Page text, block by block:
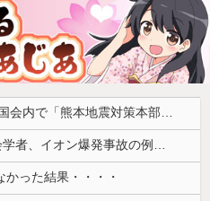
（ ´_ゝ`）中道・立憲・公明、国会内で「熊本地震対策本部会議」各省庁からヒアリング・現地から意見聴取「パーティション、人手、宿泊施設の不足や、外国人実習生の方々にも対応してほしい」今日の午後、政府に要望書を提出
ミヤネ屋に出演した左派の社会学者、イオン爆発事故の例のテナントに理解を示して……
かった結果・・・・